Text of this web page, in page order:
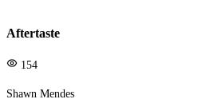
Aftertaste
154
Shawn Mendes